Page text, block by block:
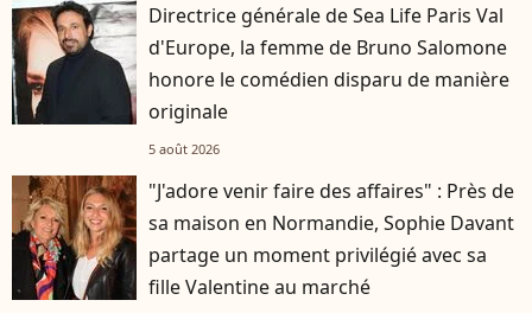
Directrice générale de Sea Life Paris Val
d'Europe, la femme de Bruno Salomone
honore le comédien disparu de manière
originale
5 août 2026
"J'adore venir faire des affaires" : Près de
sa maison en Normandie, Sophie Davant
partage un moment privilégié avec sa
fille Valentine au marché